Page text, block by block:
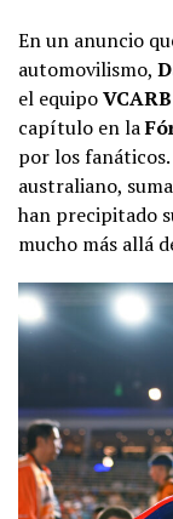
En un anuncio
automovilismo,
el equipo
capítulo en la
por los
australiano,
han precipitado
mucho más allá